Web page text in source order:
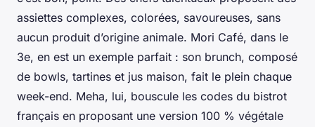
assiettes complexes, colorées, savoureuses, sans
aucun produit d’origine animale. Mori Café, dans le
3e, en est un exemple parfait : son brunch, composé
de bowls, tartines et jus maison, fait le plein chaque
week-end. Meha, lui, bouscule les codes du bistrot
français en proposant une version 100 % végétale